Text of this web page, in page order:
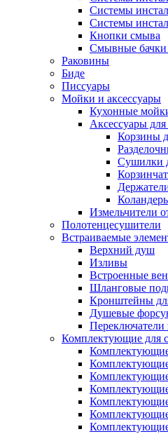
Системы
Системы
Кнопки смыва
Смывные бачки
Раковины
Биде
Писсуары
Мойки и аксессуары
Кухонные
Аксессуары
Корзины
Сушилки
Измельчители
Полотенцесушители
Встраиваемые
Верхний душ
Изливы
Встроенные
Шланговые
Кронштейны
Душевые
Переключатели
Комплектующие для